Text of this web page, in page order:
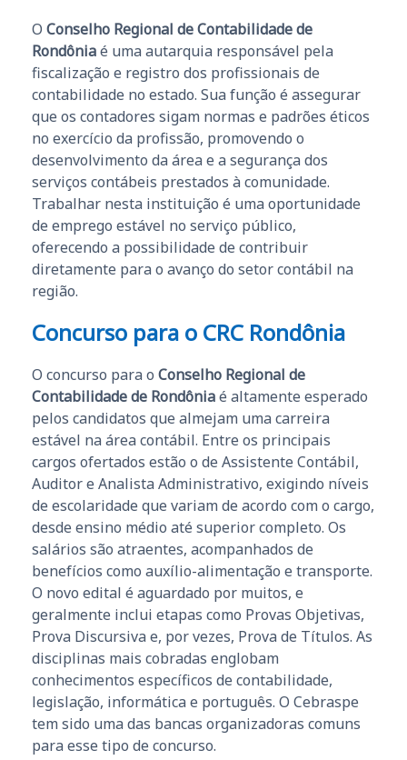
O Conselho Regional de Contabilidade de
Rondôniaé uma autarquia responsável pela
fiscalização e registro dos profissionais de
contabilidade no estado. Sua função é assegurar
que os contadores sigam normas e padrões éticos
no exercício da profissão, promovendo o
desenvolvimento da área e a segurança dos
serviços contábeis prestados à comunidade.
Trabalhar nesta instituição é uma oportunidade
de emprego estável no serviço público,
oferecendo a possibilidade de contribuir
diretamente para o avanço do setor contábil na
região.
Concurso para o CRC Rondônia
O concurso para o Conselho Regional de
Contabilidade de Rondôniaé altamente esperado
pelos candidatos que almejam uma carreira
estável na área contábil. Entre os principais
cargos ofertados estão o de Assistente Contábil,
Auditor e Analista Administrativo, exigindo níveis
de escolaridade que variam de acordo com o cargo,
desde ensino médio até superior completo. Os
salários são atraentes, acompanhados de
benefícios como auxílio-alimentação e transporte.
O novo edital é aguardado por muitos, e
geralmente inclui etapas como Provas Objetivas,
Prova Discursiva e, por vezes, Prova de Títulos. As
disciplinas mais cobradas englobam
conhecimentos específicos de contabilidade,
legislação, informática e português. O Cebraspe
tem sido uma das bancas organizadoras comuns
para esse tipo de concurso.